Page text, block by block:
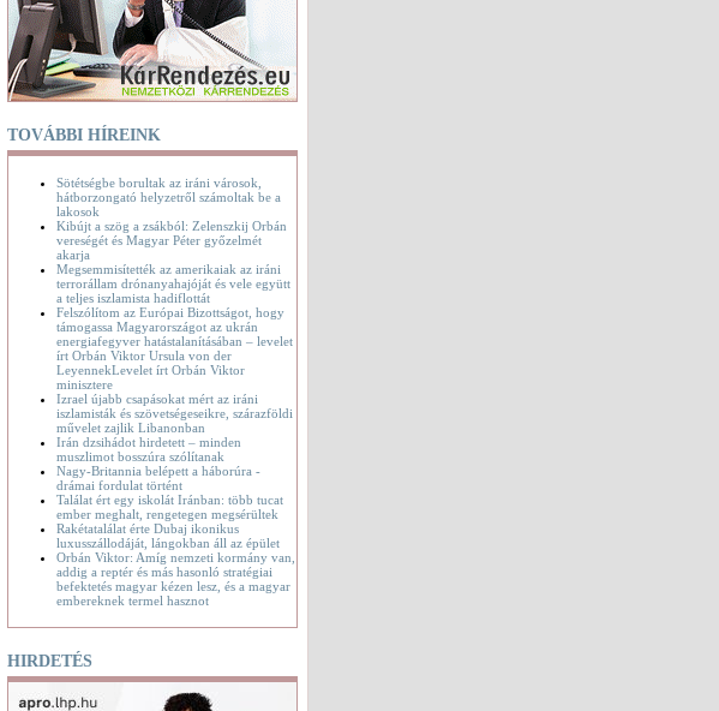
TOVÁBBI HÍREINK
Sötétségbe borultak az iráni városok,
hátborzongató helyzetről számoltak be a
lakosok
Kibújt a szög a zsákból: Zelenszkij Orbán
vereségét és Magyar Péter győzelmét
akarja
Megsemmisítették az amerikaiak az iráni
terrorállam drónanyahajóját és vele együtt
a teljes iszlamista hadiflottát
Felszólítom az Európai Bizottságot, hogy
támogassa Magyarországot az ukrán
energiafegyver hatástalanításában – levelet
írt Orbán Viktor Ursula von der
LeyennekLevelet írt Orbán Viktor
minisztere
Izrael újabb csapásokat mért az iráni
iszlamisták és szövetségeseikre, szárazföldi
művelet zajlik Libanonban
Irán dzsihádot hirdetett – minden
muszlimot bosszúra szólítanak
Nagy-Britannia belépett a háborúra -
drámai fordulat történt
Találat ért egy iskolát Iránban: több tucat
ember meghalt, rengetegen megsérültek
Rakétatalálat érte Dubaj ikonikus
luxusszállodáját, lángokban áll az épület
Orbán Viktor: Amíg nemzeti kormány van,
addig a reptér és más hasonló stratégiai
befektetés magyar kézen lesz, és a magyar
embereknek termel hasznot
HIRDETÉS